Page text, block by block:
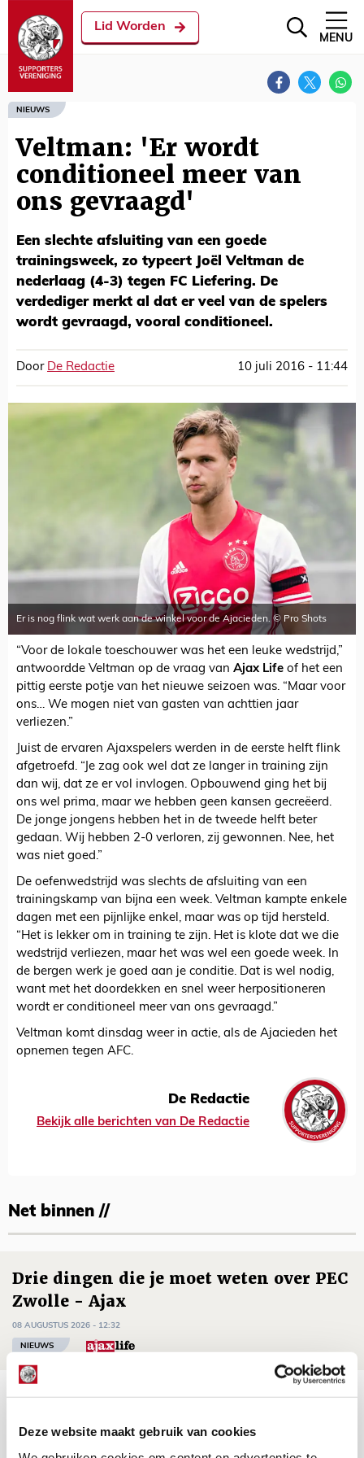
Deze website maakt gebruik van cookies
Lid Worden
MENU
NIEUWS
Veltman: 'Er wordt
conditioneel meer van
ons gevraagd'
Een slechte afsluiting van een goede
trainingsweek, zo typeert Joël Veltman de
nederlaag (4-3) tegen FC Liefering. De
verdediger merkt al dat er veel van de spelers
wordt gevraagd, vooral conditioneel.
Door De Redactie 10 juli 2016 - 11:44
Er is nog flink wat werk aan de winkel voor de Ajacieden. © Pro Shots
“Voor de lokale toeschouwer was het een leuke wedstrijd,”
antwoordde Veltman op de vraag van Ajax Life of het een
pittig eerste potje van het nieuwe seizoen was. “Maar voor
ons… We mogen niet van gasten van achttien jaar
verliezen.”
Juist de ervaren Ajaxspelers werden in de eerste helft flink
afgetroefd. “Je zag ook wel dat ze langer in training zijn
dan wij, dat ze er vol invlogen. Opbouwend ging het bij
ons wel prima, maar we hebben geen kansen gecreëerd.
De jonge jongens hebben het in de tweede helft beter
gedaan. Wij hebben 2-0 verloren, zij gewonnen. Nee, het
was niet goed.”
De oefenwedstrijd was slechts de afsluiting van een
trainingskamp van bijna een week. Veltman kampte enkele
dagen met een pijnlijke enkel, maar was op tijd hersteld.
“Het is lekker om in training te zijn. Het is klote dat we die
wedstrijd verliezen, maar het was wel een goede week. In
de bergen werk je goed aan je conditie. Dat is wel nodig,
want met het doordekken en snel weer herpositioneren
wordt er conditioneel meer van ons gevraagd.”
Veltman komt dinsdag weer in actie, als de Ajacieden het
opnemen tegen AFC.
De Redactie
Bekijk alle berichten van De Redactie
Net binnen //
Drie dingen die je moet weten over PEC
Zwolle - Ajax
08 AUGUSTUS 2026 - 12:32
NIEUWS
Míchels elf: met welke formatie begin